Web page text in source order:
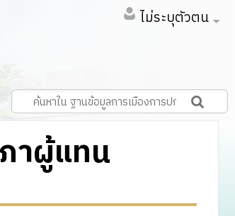
ไม่ระบุตัวตน
าผู้แทน